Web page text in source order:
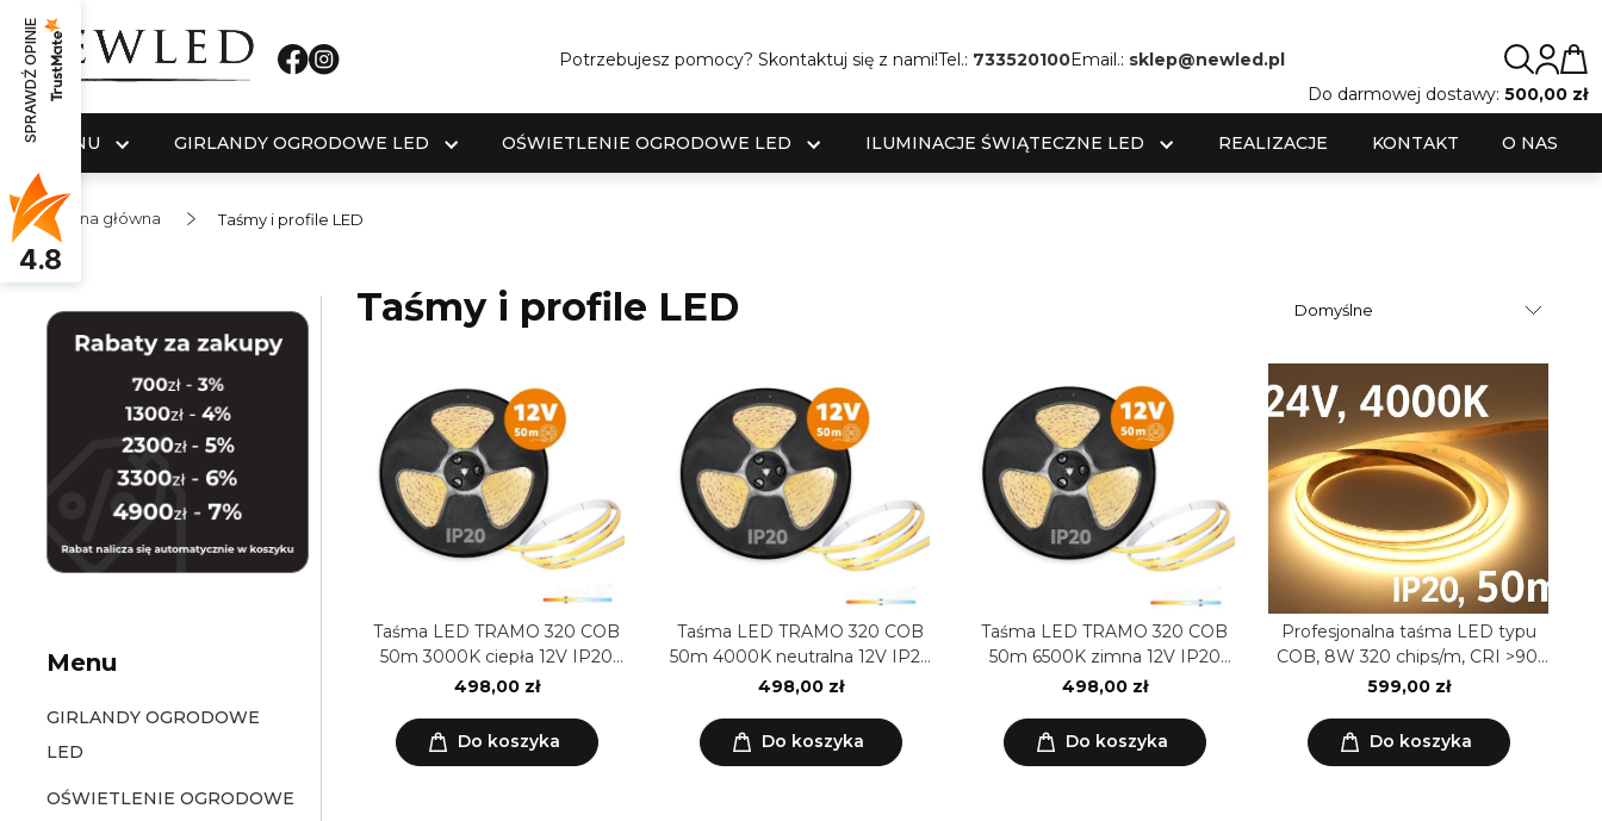
Potrzebujesz pomocy? Skontaktuj się z nami!Tel.: 733520100Email.: sklep@newled.pl
Do darmowej dostawy: 500,00 zł
MENU GIRLANDY OGRODOWE LED OŚWIETLENIE OGRODOWE LED ILUMINACJE ŚWIĄTECZNE LED REALIZACJE KONTAKT O NAS
Strona główna Taśmy i profile LED
Menu
GIRLANDY OGRODOWE
LED
OŚWIETLENIE OGRODOWE
Taśmy i profile LED
Taśma LED TRAMO 320 COB
50m 3000K ciepła 12V IP20
8mm Kobi Premium
498,00 zł
Do koszyka
Taśma LED TRAMO 320 COB
50m 4000K neutralna 12V IP20
8mm Kobi Premium
498,00 zł
Do koszyka
Taśma LED TRAMO 320 COB
50m 6500K zimna 12V IP20
8mm Kobi Premium
498,00 zł
Do koszyka
Profesjonalna taśma LED typu
COB, 8W 320 chips/m, CRI >90,
24V, biala neutralna, 4000K, IP20,
599,00 zł
Do koszyka
SPRAWDŹ OPINIE
4.8